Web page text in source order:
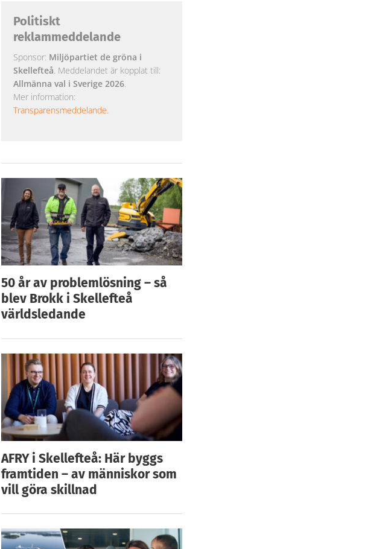
Politiskt
reklammeddelande
Sponsor: Miljöpartiet de gröna i
Skellefteå. Meddelandet är kopplat till:
Allmänna val i Sverige 2026.
Mer information:
Transparensmeddelande.
50 år av problemlösning – så
blev Brokk i Skellefteå
världsledande
AFRY i Skellefteå: Här byggs
framtiden – av människor som
vill göra skillnad